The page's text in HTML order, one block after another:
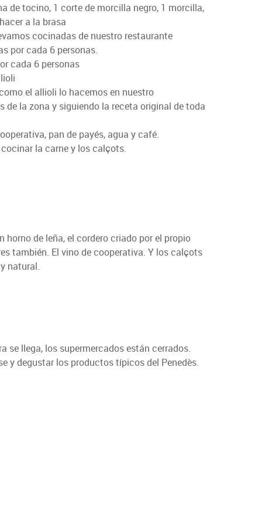
de tocino, 1 corte de morcilla negro, 1 morcilla,
a la brasa
cocinadas de nuestro restaurante
por cada 6 personas.
cada 6 personas
el allioli lo hacemos en nuestro
de la zona y siguiendo la receta original de toda
pan de payés, agua y café.
la carne y los calçots.
de leña, el cordero criado por el propio
también. El vino de cooperativa. Y los calçots
natural.
se llega, los supermercados están cerrados.
y degustar los productos típicos del Penedès.